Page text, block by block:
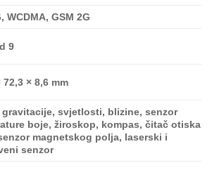
WCDMA, GSM 2G
9
72,3 × 8,6 mm
gravitacije, svjetlosti, blizine, senzor
boje, žiroskop, kompas, čitač otiska
magnetskog polja, laserski i
senzor